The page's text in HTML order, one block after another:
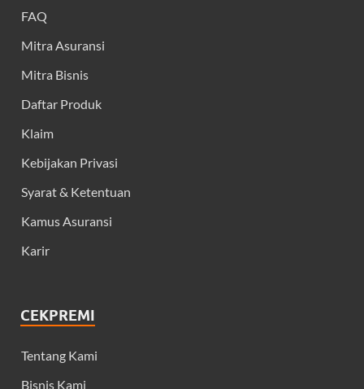
FAQ
Mitra Asuransi
Mitra Bisnis
Daftar Produk
Klaim
Kebijakan Privasi
Syarat & Ketentuan
Kamus Asuransi
Karir
CEKPREMI
Tentang Kami
Bisnis Kami